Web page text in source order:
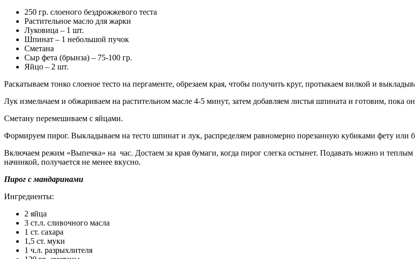
250 гр. слоеного бездрожжевого теста
Растительное масло для жарки
Луковица – 1 шт.
Шпинат – 1 небольшой пучок
Сметана
Сыр фета (брынза) – 75-100 гр.
Яйцо – 2 шт.
Раскатываем тонко слоеное тесто на пергаменте, обрезаем края, чтобы получить круг, протыкаем вилкой и
Лук измельчаем и обжариваем на растительном масле 4-5 минут, затем добавляем листья шпината и готовим, пока
Сметану перемешиваем с яйцами.
Формируем пирог. Выкладываем на тесто шпинат и лук, распределяем равномерно порезанную кубиками фету или
Включаем режим «Выпечка» на час. Достаем за края бумаги, когда пирог слегка остынет. Подавать можно и
начинкой, получается не менее вкусно.
Пирог с мандаринами
Ингредиенты:
2 яйца
3 ст.л. сливочного масла
1 ст. сахара
1,5 ст. муки
1 ч.л. разрыхлителя